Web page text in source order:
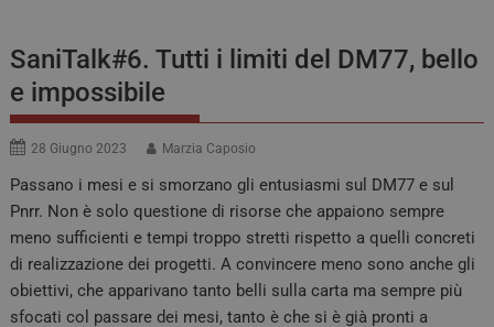
SaniTalk#6. Tutti i limiti del DM77, bello
e impossibile
28 Giugno 2023 Marzia Caposio
Passano i mesi e si smorzano gli entusiasmi sul DM77 e sul
Pnrr. Non è solo questione di risorse che appaiono sempre
meno sufficienti e tempi troppo stretti rispetto a quelli concreti
di realizzazione dei progetti. A convincere meno sono anche gli
obiettivi, che apparivano tanto belli sulla carta ma sempre più
sfocati col passare dei mesi, tanto è che si è già pronti a